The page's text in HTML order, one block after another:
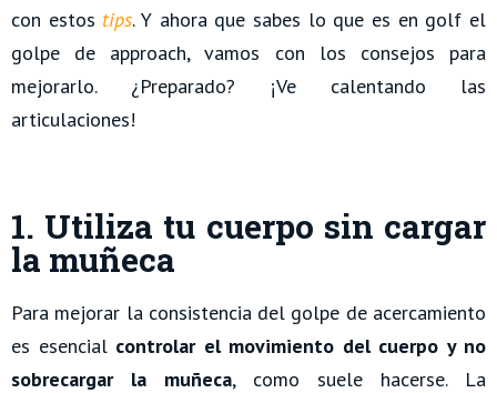
con estos tips. Y ahora que sabes lo que es en golf el
golpe de approach, vamos con los consejos para
mejorarlo. ¿Preparado? ¡Ve calentando las
articulaciones!
1. Utiliza tu cuerpo sin cargar
la muñeca
Para mejorar la consistencia del golpe de acercamiento
es esencial controlar el movimiento del cuerpo y no
sobrecargar la muñeca, como suele hacerse. La